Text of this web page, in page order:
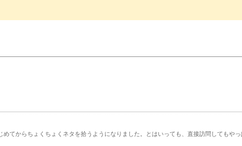
からちょくちょくネタを拾うようになりました。とはいっても、直接訪問してもや